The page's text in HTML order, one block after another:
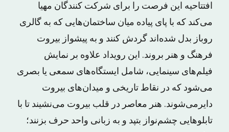
افتتاحیه این فرصت را برای شرکت کنندگان مهیا
می‌کند که با پای پیاده میان ساختمان‌هایی که به گالری
روباز بدل شده‌اند گردش کنند و به پیشواز بیروت
فرهنگ و هنر بروند. این رویداد علاوه بر نمایش
فیلم‌های سینمایی، شامل ایستگاه‌های سمعی یا بصری
می‌شود که در نقاط تاریخی و میدان‌های بیروت
دایرمی‌شوند. هنر معاصر در قلب بیروت می‌نشیند تا با
تابلوهایی چشم‌نواز بتپد و به زبانی واحد حرف بزنند؛